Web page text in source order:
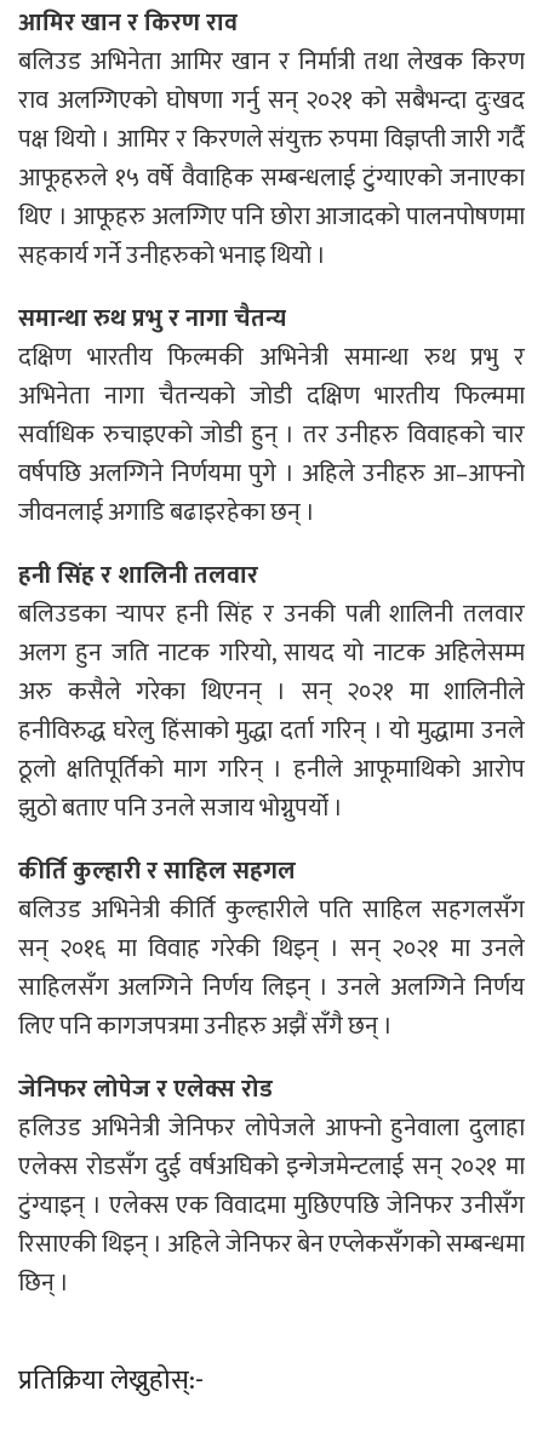
आमिर खान र किरण राव
बलिउड अभिनेता आमिर खान र निर्मात्री तथा लेखक किरण
राव अलग्गिएको घोषणा गर्नु सन् २०२१ को सबैभन्दा दुःखद
पक्ष थियो । आमिर र किरणले संयुक्त रुपमा विज्ञप्ती जारी गर्दै
आफूहरुले १५ वर्षे वैवाहिक सम्बन्धलाई टुंग्याएको जनाएका
थिए । आफूहरु अलग्गिए पनि छोरा आजादको पालनपोषणमा
सहकार्य गर्ने उनीहरुको भनाइ थियो ।
समान्था रुथ प्रभु र नागा चैतन्य
दक्षिण भारतीय फिल्मकी अभिनेत्री समान्था रुथ प्रभु र
अभिनेता नागा चैतन्यको जोडी दक्षिण भारतीय फिल्ममा
सर्वाधिक रुचाइएको जोडी हुन् । तर उनीहरु विवाहको चार
वर्षपछि अलग्गिने निर्णयमा पुगे । अहिले उनीहरु आ–आफ्नो
जीवनलाई अगाडि बढाइरहेका छन् ।
हनी सिंह र शालिनी तलवार
बलिउडका र्‍यापर हनी सिंह र उनकी पत्नी शालिनी तलवार
अलग हुन जति नाटक गरियो, सायद यो नाटक अहिलेसम्म
अरु कसैले गरेका थिएनन् । सन् २०२१ मा शालिनीले
हनीविरुद्ध घरेलु हिंसाको मुद्धा दर्ता गरिन् । यो मुद्धामा उनले
ठूलो क्षतिपूर्तिको माग गरिन् । हनीले आफूमाथिको आरोप
झुठो बताए पनि उनले सजाय भोग्नुपर्यो ।
कीर्ति कुल्हारी र साहिल सहगल
बलिउड अभिनेत्री कीर्ति कुल्हारीले पति साहिल सहगलसँग
सन् २०१६ मा विवाह गरेकी थिइन् । सन् २०२१ मा उनले
साहिलसँग अलग्गिने निर्णय लिइन् । उनले अलग्गिने निर्णय
लिए पनि कागजपत्रमा उनीहरु अझैं सँगै छन् ।
जेनिफर लोपेज र एलेक्स रोड
हलिउड अभिनेत्री जेनिफर लोपेजले आफ्नो हुनेवाला दुलाहा
एलेक्स रोडसँग दुई वर्षअघिको इन्गेजमेन्टलाई सन् २०२१ मा
टुंग्याइन् । एलेक्स एक विवादमा मुछिएपछि जेनिफर उनीसँग
रिसाएकी थिइन् । अहिले जेनिफर बेन एप्लेकसँगको सम्बन्धमा
छिन् ।
प्रतिक्रिया लेख्नुहोस्:-